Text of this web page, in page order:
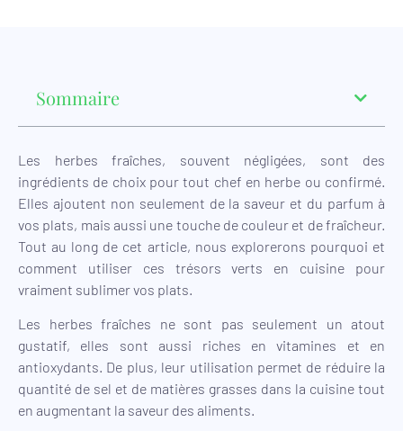
Sommaire
Les herbes fraîches, souvent négligées, sont des
ingrédients de choix pour tout chef en herbe ou confirmé.
Elles ajoutent non seulement de la saveur et du parfum à
vos plats, mais aussi une touche de couleur et de fraîcheur.
Tout au long de cet article, nous explorerons pourquoi et
comment utiliser ces trésors verts en cuisine pour
vraiment sublimer vos plats.
Les herbes fraîches ne sont pas seulement un atout
gustatif, elles sont aussi riches en vitamines et en
antioxydants. De plus, leur utilisation permet de réduire la
quantité de sel et de matières grasses dans la cuisine tout
en augmentant la saveur des aliments.